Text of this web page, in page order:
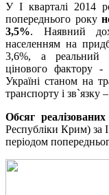
У І кварталі 2014
попереднього року
3,5%. Наявний
населенням на
3,6%, а реальний
цінового фактору
Україні станом на
транспорту і зв`язку
Обсяг
Республіки Крим) за
періодом